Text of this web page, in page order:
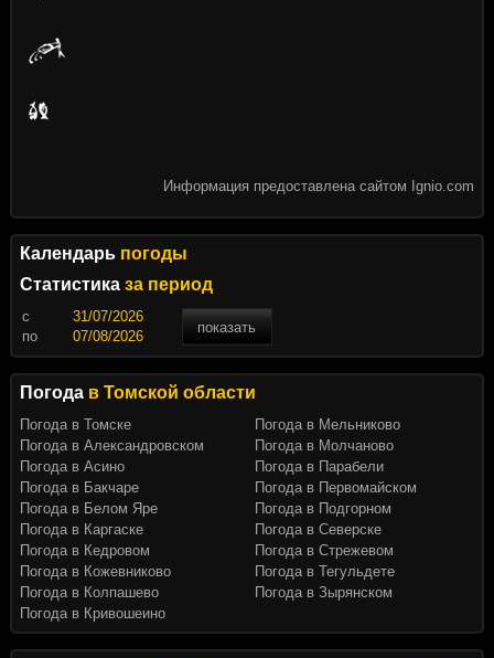
Информация предоставлена сайтом Ignio.com
Календарь погоды
Статистика за период
c
показать
по
Погода в Томской области
Погода в Томске
Погода в Александровском
Погода в Асино
Погода в Бакчаре
Погода в Белом Яре
Погода в Каргаске
Погода в Кедровом
Погода в Кожевниково
Погода в Колпашево
Погода в Кривошеино
Погода в Мельниково
Погода в Молчаново
Погода в Парабели
Погода в Первомайском
Погода в Подгорном
Погода в Северске
Погода в Стрежевом
Погода в Тегульдете
Погода в Зырянском